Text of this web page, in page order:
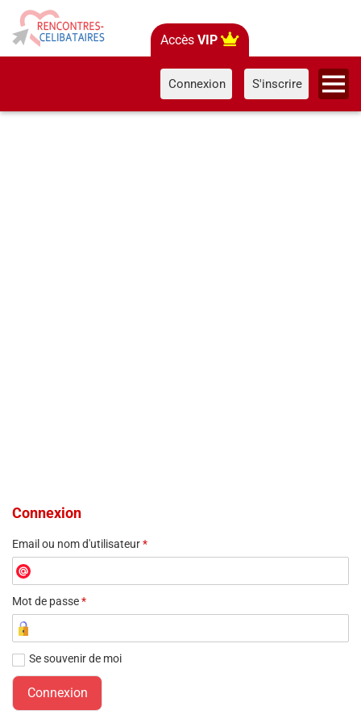
Accès VIP
Connexion S'inscrire
Connexion
Email ou nom d'utilisateur*
Mot de passe*
Se souvenir de moi